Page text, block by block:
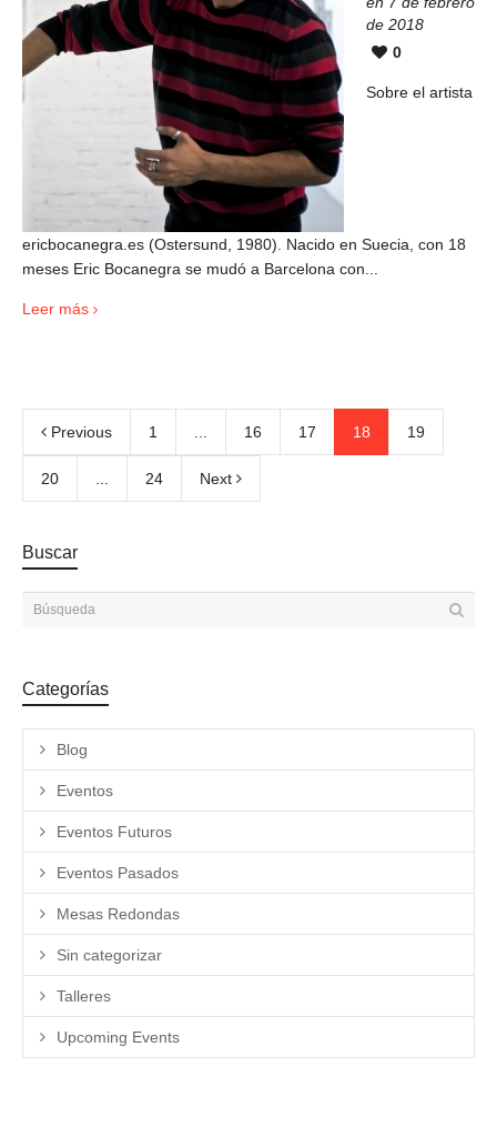
de 2018
0
Sobre el artista
ericbocanegra.es (Ostersund, 1980). Nacido en Suecia, con 18
meses Eric Bocanegra se mudó a Barcelona con...
Leer más
Previous 1 16 17 18 19
20 24 Next
Buscar
Categorías
Blog
Eventos
Eventos Futuros
Eventos Pasados
Mesas Redondas
Sin categorizar
Talleres
Upcoming Events